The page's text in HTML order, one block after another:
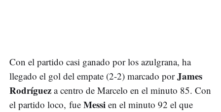
Con el partido casi ganado por los azulgrana, ha
llegado el gol del empate (2-2) marcado porJames
Rodríguez a centro de Marcelo en el minuto 85. Con
el partido loco, fue Messi en el minuto 92 el que